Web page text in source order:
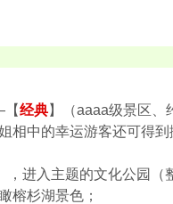
【经典】（aaaa级景区、
中的幸运游客还可得到
，进入主题的文化公园（
榕杉湖景色；